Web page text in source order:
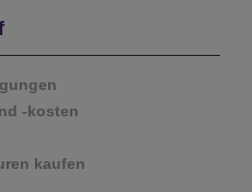
-kosten
kaufen